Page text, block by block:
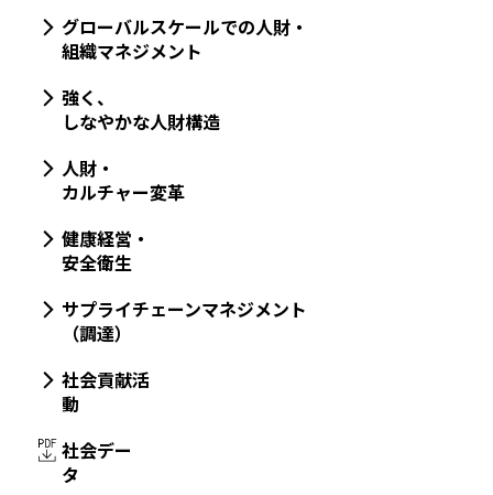
グローバルスケールでの人財・
組織マネジメント
強く、
しなやかな人財構造
人財・
カルチャー変革
健康経営・
安全衛生
サプライチェーンマネジメント
（調達）
社会貢献活
動
社会デー
タ